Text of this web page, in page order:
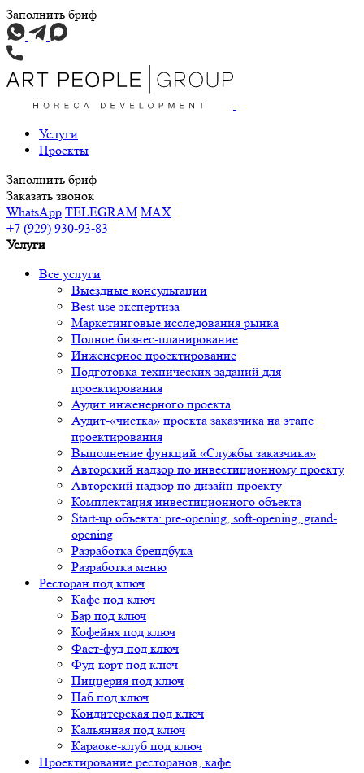
Заполнить бриф
Услуги
Проекты
Заполнить бриф
Заказать звонок
WhatsApp TELEGRAM MAX
+7 (929) 930-93-83
Услуги
Все услуги
Выездные консультации
Best-use экспертиза
Маркетинговые исследования рынка
Полное бизнес-планирование
Инженерное проектирование
Подготовка технических заданий для
проектирования
Аудит инженерного проекта
Аудит-«чистка» проекта заказчика на этапе
проектирования
Выполнение функций «Службы заказчика»
Авторский надзор по инвестиционному проекту
Авторский надзор по дизайн-проекту
Комплектация инвестиционного объекта
Start-up объекта: pre-opening, soft-opening, grand-
opening
Разработка брендбука
Разработка меню
Ресторан под ключ
Кафе под ключ
Бар под ключ
Кофейня под ключ
Фаст-фуд под ключ
Фуд-корт под ключ
Пиццерия под ключ
Паб под ключ
Кондитерская под ключ
Кальянная под ключ
Караоке-клуб под ключ
Проектирование ресторанов, кафе